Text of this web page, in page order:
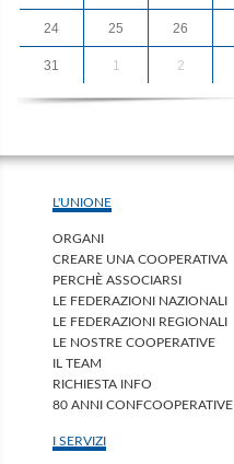
24 25 26
31 1 2
L'UNIONE
ORGANI
CREARE UNA COOPERATIVA
PERCHÈ ASSOCIARSI
LE FEDERAZIONI NAZIONALI
LE FEDERAZIONI REGIONALI
LE NOSTRE COOPERATIVE
IL TEAM
RICHIESTA INFO
80 ANNI CONFCOOPERATIVE
I SERVIZI